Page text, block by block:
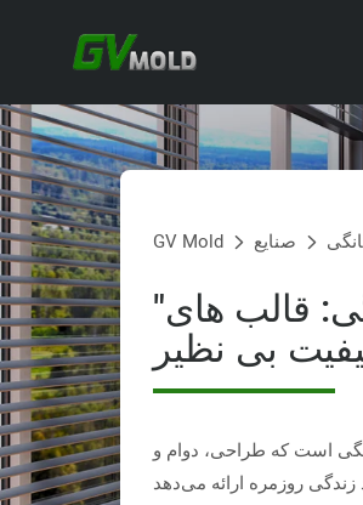
GV Mold صنایع
"بالا بردن لوازم خانگی: قالب های
است که طراحی، دوام و